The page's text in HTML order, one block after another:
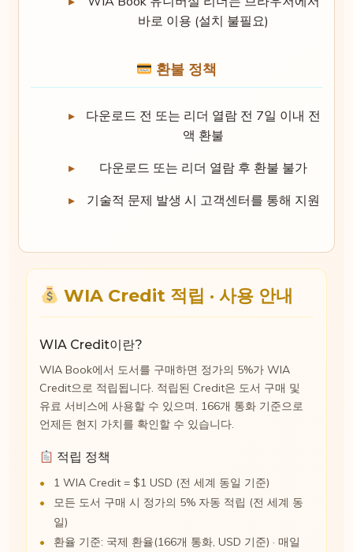
바로 이용 (설치 불필요)
환불 정책
다운로드 전 또는 리더 열람 전 7일 이내 전
액 환불
다운로드 또는 리더 열람 후 환불 불가
기술적 문제 발생 시 고객센터를 통해 지원
WIA Credit 적립 · 사용 안내
WIA Credit이란?
WIA Book에서 도서를 구매하면 정가의 5%가 WIA
Credit으로 적립됩니다. 적립된 Credit은 도서 구매 및
유료 서비스에 사용할 수 있으며, 166개 통화 기준으로
언제든 현지 가치를 확인할 수 있습니다.
적립 정책
1 WIA Credit = $1 USD (전 세계 동일 기준)
모든 도서 구매 시 정가의 5% 자동 적립 (전 세계 동
일)
환율 기준: 국제 환율(166개 통화, USD 기준) · 매일